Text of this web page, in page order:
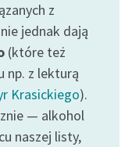
z
jednak dają
(które też
np. z lekturą
Krasickiego).
— alkohol
naszej listy,